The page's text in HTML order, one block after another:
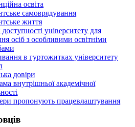
освіта
самоврядування
життя
університету для
осіб з особливими освітніми
в гуртожитках університету
довіри
внутрішньої академічної
пропонують працевлаштування